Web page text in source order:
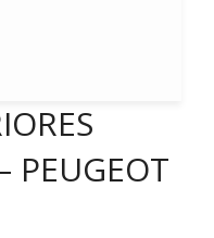
PEUGEOT